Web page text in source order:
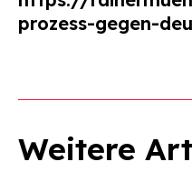
prozess-gegen-
Weitere